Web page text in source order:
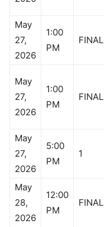
May
27,
2026
1:00
PM
FINAL
May
27,
2026
1:00
PM
FINAL
May
27,
2026
5:00
PM
1
May
28,
2026
12:00
PM
FINAL